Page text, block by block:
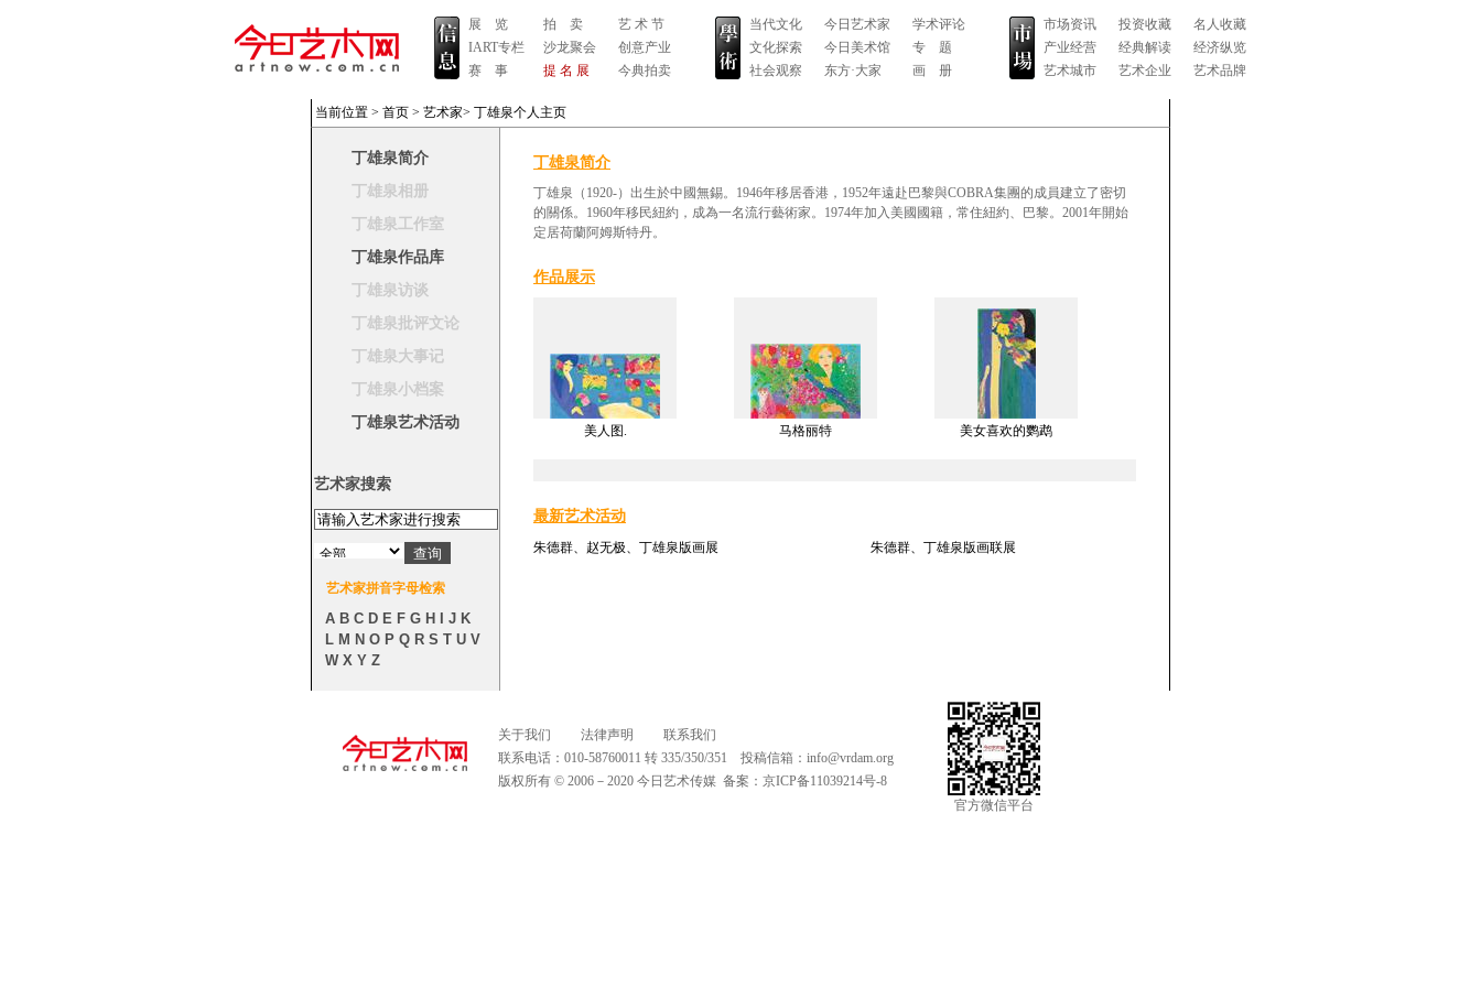
展 览
IART专栏
赛 事
拍 卖
沙龙聚会
提 名 展
艺 术 节
创意产业
今典拍卖
当代文化
文化探索
社会观察
今日艺术家
今日美术馆
东方·大家
学术评论
专 题
画 册
市场资讯
产业经营
艺术城市
投资收藏
经典解读
艺术企业
名人收藏
经济纵览
艺术品牌
当前位置 > 首页 > 艺术家> 丁雄泉个人主页
丁雄泉简介
丁雄泉相册
丁雄泉工作室
丁雄泉作品库
丁雄泉访谈
丁雄泉批评文论
丁雄泉大事记
丁雄泉小档案
丁雄泉艺术活动
艺术家搜索
艺术家拼音字母检索
A B C D E F G H J K
L M N O P Q R S T U V
W X Y Z
丁雄泉简介
丁雄泉（1920-）出生於中國無錫。1946年移居香港，1952年遠赴巴黎與COBRA集團的成員建立了密切
的關係。1960年移民紐約，成為一名流行藝術家。1974年加入美國國籍，常住紐約、巴黎。2001年開始
定居荷蘭阿姆斯特丹。
作品展示
美人图. 马格丽特 美女喜欢的鹦鹉
最新艺术活动
朱德群、赵无极、丁雄泉版画展 朱德群、丁雄泉版画联展
关于我们 法律声明
联系我们
联系电话：010-58760011 转 335/350/351 投稿信箱： info@vrdam.org
版权所有 © 2006－2020 今日艺术传媒 备案： 京ICP备11039214号-8
官方微信平台